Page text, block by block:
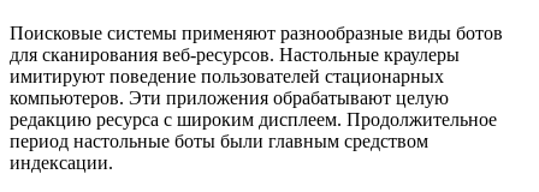
Поисковые системы применяют разнообразные виды ботов
для сканирования веб-ресурсов. Настольные краулеры
имитируют поведение пользователей стационарных
компьютеров. Эти приложения обрабатывают целую
редакцию ресурса с широким дисплеем. Продолжительное
период настольные боты были главным средством
индексации.